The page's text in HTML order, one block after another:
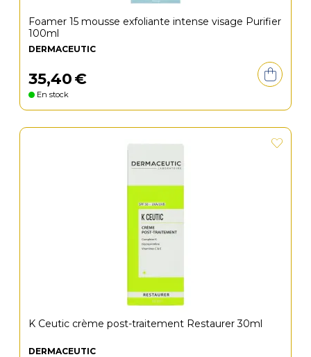
Foamer 15 mousse exfoliante intense visage Purifier
100ml
DERMACEUTIC
35,40€
En stock
K Ceutic crème post-traitement Restaurer 30ml
DERMACEUTIC